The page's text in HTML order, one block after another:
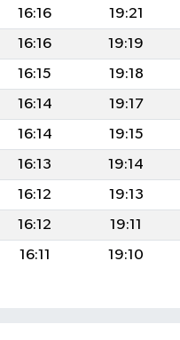
16:16
19:21
16:16
19:19
16:15
19:18
16:14
19:17
16:14
19:15
16:13
19:14
16:12
19:13
16:12
19:11
16:11
19:10